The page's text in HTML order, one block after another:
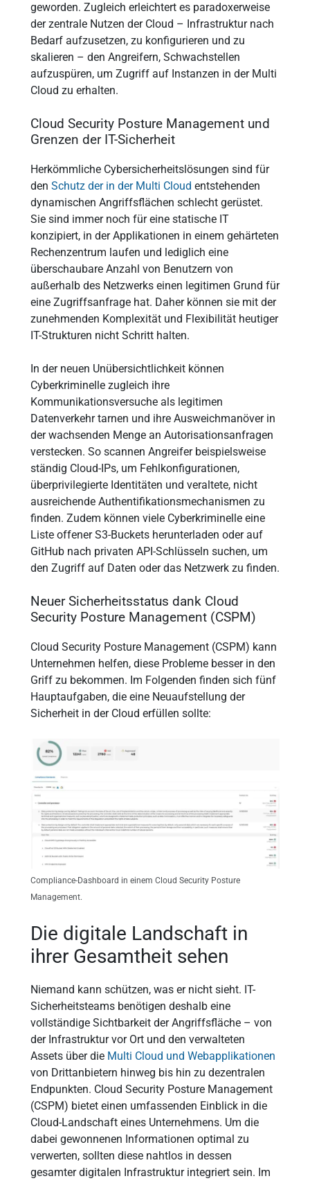
geworden. Zugleich erleichtert es paradoxerweise
der zentrale Nutzen der Cloud – Infrastruktur nach
Bedarf aufzusetzen, zu konfigurieren und zu
skalieren – den Angreifern, Schwachstellen
aufzuspüren, um Zugriff auf Instanzen in der Multi
Cloud zu erhalten.
Cloud Security Posture Management und
Grenzen der IT-Sicherheit
Herkömmliche Cybersicherheitslösungen sind für
den Schutz der in der Multi Cloud entstehenden
dynamischen Angriffsflächen schlecht gerüstet.
Sie sind immer noch für eine statische IT
konzipiert, in der Applikationen in einem gehärteten
Rechenzentrum laufen und lediglich eine
überschaubare Anzahl von Benutzern von
außerhalb des Netzwerks einen legitimen Grund für
eine Zugriffsanfrage hat. Daher können sie mit der
zunehmenden Komplexität und Flexibilität heutiger
IT-Strukturen nicht Schritt halten.
In der neuen Unübersichtlichkeit können
Cyberkriminelle zugleich ihre
Kommunikationsversuche als legitimen
Datenverkehr tarnen und ihre Ausweichmanöver in
der wachsenden Menge an Autorisationsanfragen
verstecken. So scannen Angreifer beispielsweise
ständig Cloud-IPs, um Fehlkonfigurationen,
überprivilegierte Identitäten und veraltete, nicht
ausreichende Authentifikationsmechanismen zu
finden. Zudem können viele Cyberkriminelle eine
Liste offener S3-Buckets herunterladen oder auf
GitHub nach privaten API-Schlüsseln suchen, um
den Zugriff auf Daten oder das Netzwerk zu finden.
Neuer Sicherheitsstatus dank Cloud
Security Posture Management (CSPM)
Cloud Security Posture Management (CSPM) kann
Unternehmen helfen, diese Probleme besser in den
Griff zu bekommen. Im Folgenden finden sich fünf
Hauptaufgaben, die eine Neuaufstellung der
Sicherheit in der Cloud erfüllen sollte:
Compliance-Dashboard in einem Cloud Security Posture
Management.
Die digitale Landschaft in
ihrer Gesamtheit sehen
Niemand kann schützen, was er nicht sieht. IT-
Sicherheitsteams benötigen deshalb eine
vollständige Sichtbarkeit der Angriffsfläche – von
der Infrastruktur vor Ort und den verwalteten
Assets über die Multi Cloud und Webapplikationen
von Drittanbietern hinweg bis hin zu dezentralen
Endpunkten. Cloud Security Posture Management
(CSPM) bietet einen umfassenden Einblick in die
Cloud-Landschaft eines Unternehmens. Um die
dabei gewonnenen Informationen optimal zu
verwerten, sollten diese nahtlos in dessen
gesamter digitalen Infrastruktur integriert sein. Im